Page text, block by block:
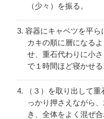
（少々）を振る。
容器にキャベツを平ら
カキの順に層になる
せ、重石代わりに小
で１時間ほど寝かせる
（３）を取り出して
っかり押さえながら
き、全体をよく混ぜ合